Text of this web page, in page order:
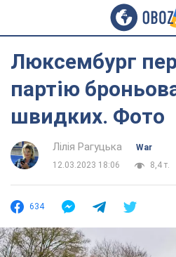
Люксембург
партію
швидких. Фото
Лілія Рагуцька
War
12.03.2023 18:06
8,4 т.
634